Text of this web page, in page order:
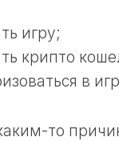
игру;
крипто
в
то